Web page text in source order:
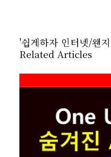
'쉽게하자 인터넷/왠
Related Articles